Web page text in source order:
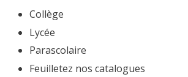
Collège
Lycée
Parascolaire
Feuilletez nos catalogues​